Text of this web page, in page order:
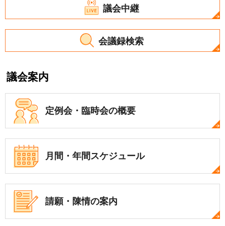
議会中継
会議録検索
議会案内
定例会・ 臨時会の概要
月間・年間スケジュール
請願・陳情の案内